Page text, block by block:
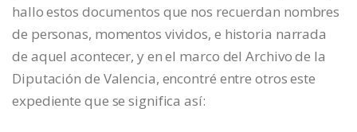
hallo estos documentos que nos recuerdan nombres
de personas, momentos vividos, e historia narrada
de aquel acontecer, y en el marco del Archivo de la
Diputación de Valencia, encontré entre otros este
expediente que se significa así: